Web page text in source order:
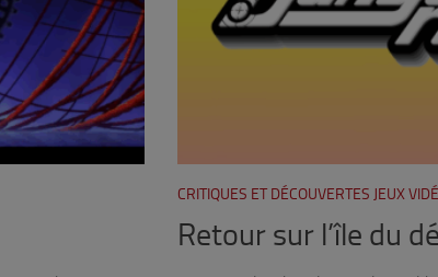
CRITIQUES ET DÉCOUVERTES JEUX
Retour sur l’île du